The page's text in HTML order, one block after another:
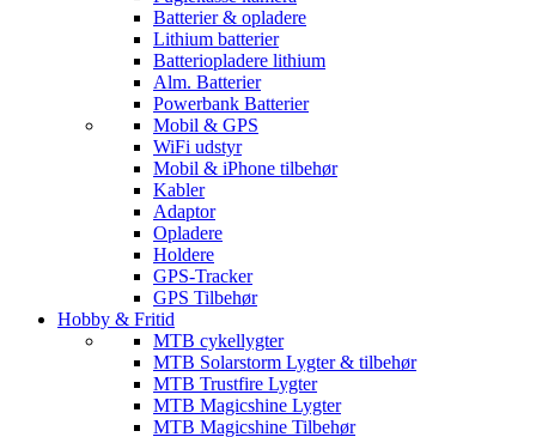
Batterier & opladere
Lithium batterier
Batteriopladere lithium
Alm. Batterier
Powerbank Batterier
Mobil & GPS
WiFi udstyr
Mobil & iPhone tilbehør
Kabler
Adaptor
Opladere
Holdere
GPS-Tracker
GPS Tilbehør
Hobby & Fritid
MTB cykellygter
MTB Solarstorm Lygter & tilbehør
MTB Trustfire Lygter
MTB Magicshine Lygter
MTB Magicshine Tilbehør